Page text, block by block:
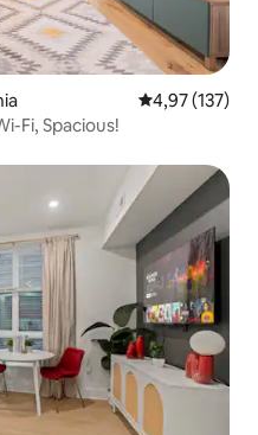
Średnia
4,97 (137)
Fi, Spacious!